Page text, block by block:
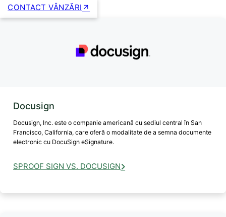
CONTACT VÂNZĂRI
Docusign
Docusign, Inc. este o companie americană cu sediul central în San
Francisco, California, care oferă o modalitate de a semna documente
electronic cu DocuSign eSignature.
SPROOF SIGN VS. DOCUSIGN